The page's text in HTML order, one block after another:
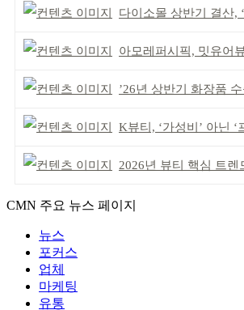
다이소몰 상반기 결산,
아모레퍼시픽, 밋유어뷰티
’26년 상반기 화장품 수출 70
K뷰티, ‘가성비’ 아닌 ‘프리미
2026년 뷰티 핵심 트렌드,
CMN 주요 뉴스 페이지
뉴스
포커스
업체
마케팅
유통